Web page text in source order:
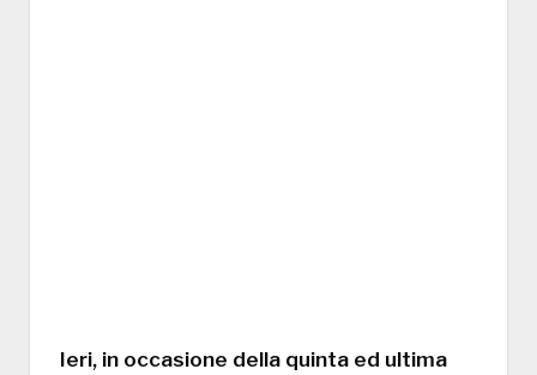
Ieri, in occasione della quinta ed ultima